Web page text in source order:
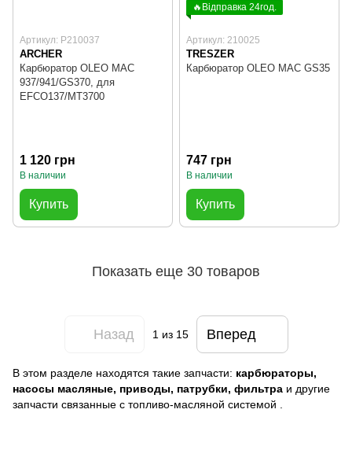
Артикул: P210037
ARCHER
Карбюратор OLEO MAC
937/941/GS370, для
EFCO137/MT3700
1 120 грн
В наличии
Купить
🔥Відправка 24год.
Артикул: 210025
TRESZER
Карбюратор OLEO MAC GS35
747 грн
В наличии
Купить
Показать еще 30 товаров
Назад 1из 15 Вперед
В этом разделе находятся такие запчасти: карбюраторы,
насосы масляные, приводы, патрубки, фильтра и другие
запчасти связанные с топливо-масляной системой .